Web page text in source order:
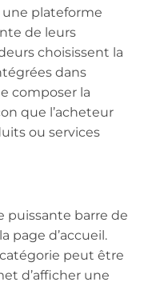
plateforme
de leurs
choisissent la
dans
composer la
que l’acheteur
ou services
puissante barre de
page d’accueil.
peut être
d’afficher une